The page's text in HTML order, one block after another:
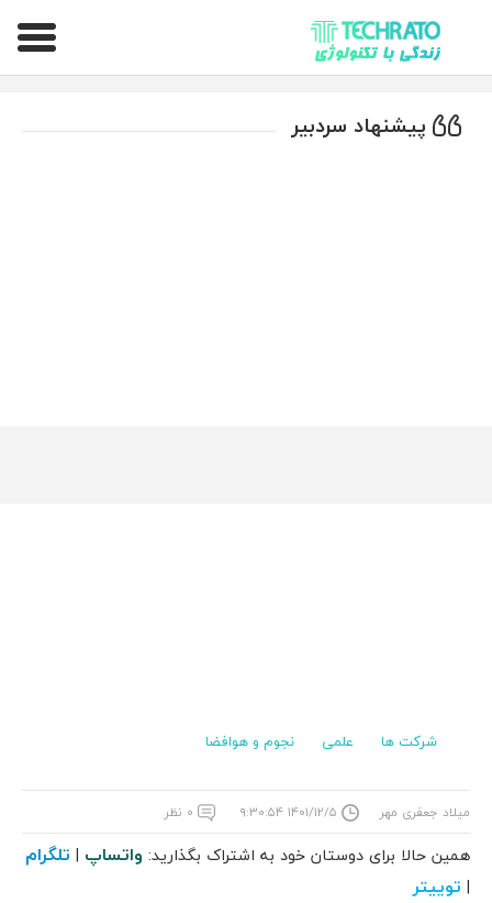
تکراتو – زندگی با تکنولوژی
پیشنهاد سردبیر
شرکت ها علمی نجوم و هوافضا
میلاد جعفری مهر ۱۴۰۱/۱۲/۵ ۹:۳۰:۵۴ ۰ نظر
همین حالا برای دوستان خود به اشتراک بگذارید: واتساپ | تلگرام
| توییتر